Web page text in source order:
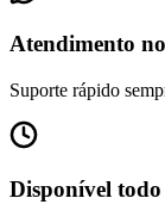
Atendimento
Suporte rápido
Disponível